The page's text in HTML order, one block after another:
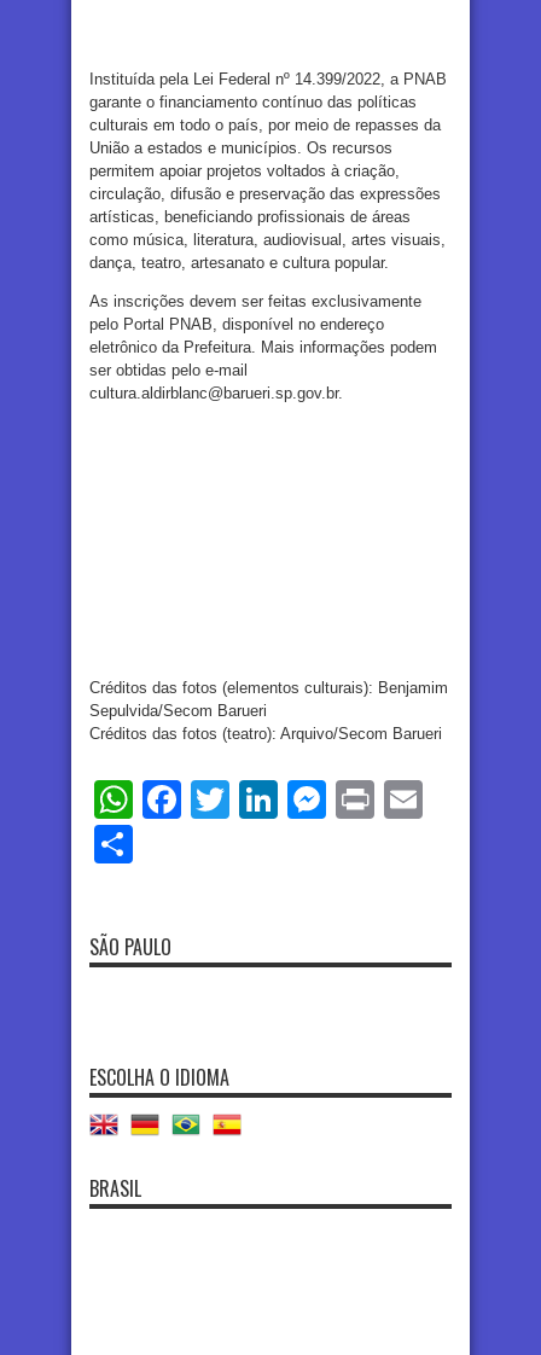
Instituída pela Lei Federal nº 14.399/2022, a PNAB
garante o financiamento contínuo das políticas
culturais em todo o país, por meio de repasses da
União a estados e municípios. Os recursos
permitem apoiar projetos voltados à criação,
circulação, difusão e preservação das expressões
artísticas, beneficiando profissionais de áreas
como música, literatura, audiovisual, artes visuais,
dança, teatro, artesanato e cultura popular.
As inscrições devem ser feitas exclusivamente
pelo Portal PNAB, disponível no endereço
eletrônico da Prefeitura. Mais informações podem
ser obtidas pelo e-mail
cultura.aldirblanc@barueri.sp.gov.br.
Créditos das fotos (elementos culturais): Benjamim
Sepulvida/Secom Barueri
Créditos das fotos (teatro): Arquivo/Secom Barueri
WhatsApp
Facebook
TwitterLinkedIn
Messenger
Print
SÃO PAULO
ESCOLHA O IDIOMA
BRASIL